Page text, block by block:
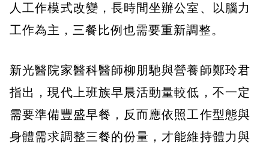
人工作模式改變，長時間坐辦公室、以腦力
工作為主，三餐比例也需要重新調整。
新光醫院家醫科醫師柳朋馳與營養師鄭玲君
指出，現代上班族早晨活動量較低，不一定
需要準備豐盛早餐，反而應依照工作型態與
身體需求調整三餐的份量，才能維持體力與